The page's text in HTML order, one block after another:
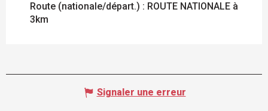
Route (nationale/départ.) : ROUTE NATIONALE à
3km
Signaler une erreur